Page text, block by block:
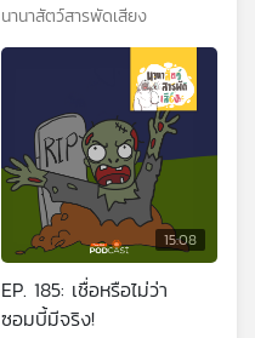
นานาสัตว์สารพัดเสียง
15:08
EP. 185: เชื่อหรือไม่ว่า
ซอมบี้มีจริง!